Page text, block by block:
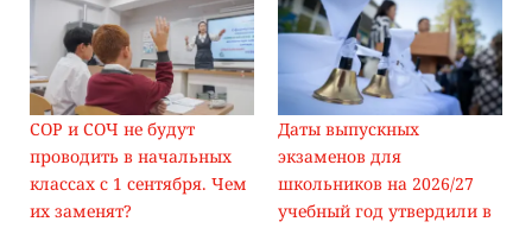
СОР и СОЧ не будут
проводить в начальных
классах с 1 сентября. Чем
их заменят?
Даты выпускных
экзаменов для
школьников на 2026/27
учебный год утвердили в